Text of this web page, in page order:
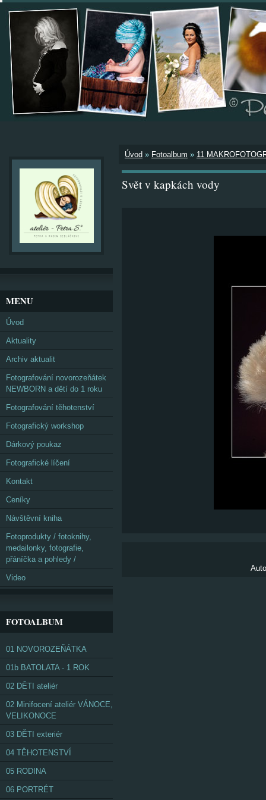
Úvod » Fotoalbum » 11
Svět v kapkách vody
MENU
Úvod
Aktuality
Archiv aktualit
Fotografování novorozeňátek
NEWBORN a dětí do 1 roku
Fotografování těhotenství
Fotografický workshop
Dárkový poukaz
Fotografické líčení
Kontakt
Ceníky
Návštěvní kniha
Fotoprodukty / fotoknihy,
medailonky, fotografie,
přáníčka a pohledy /
Video
FOTOALBUM
01 NOVOROZEŇÁTKA
01b BATOLATA - 1 ROK
02 DĚTI ateliér
02 Minifocení ateliér VÁNOCE,
VELIKONOCE
03 DĚTI exteriér
04 TĚHOTENSTVÍ
05 RODINA
06 PORTRÉT